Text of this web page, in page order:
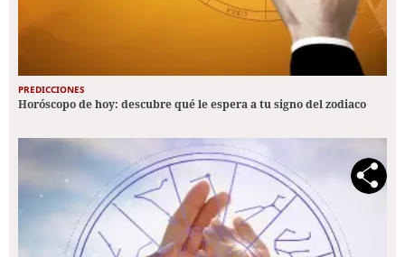
PREDICCIONES
Horóscopo de hoy: descubre qué le espera a tu signo del zodiaco